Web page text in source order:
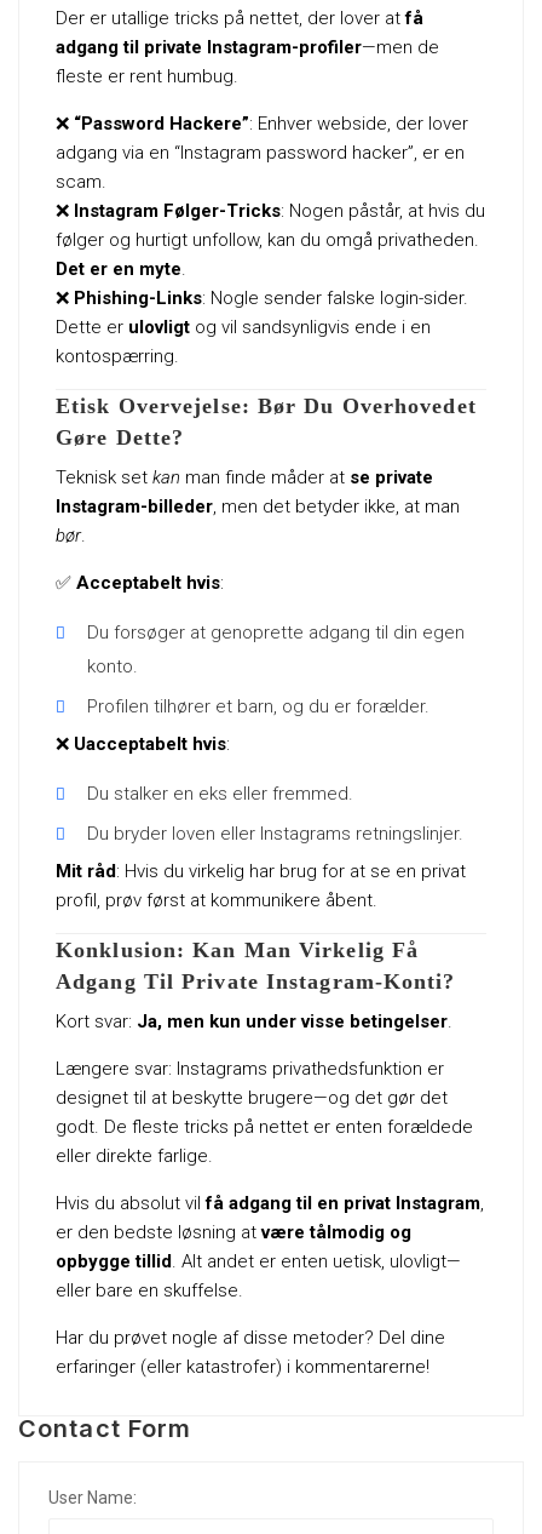
Der er utallige tricks på nettet, der lover atfå
adgang til private Instagram-profiler—men de
fleste er rent humbug.
❌ “Password Hackere”: Enhver webside, der lover
adgang via en “Instagram password hacker”, er en
scam.
❌ Instagram Følger-Tricks: Nogen påstår, at hvis du
følger og hurtigt unfollow, kan du omgå privatheden.
Det er en myte.
❌ Phishing-Links: Nogle sender falske login-sider.
Dette er ulovligt og vil sandsynligvis ende i en
kontospærring.
Etisk Overvejelse: Bør Du Overhovedet
Gøre Dette?
Teknisk set kan man finde måder at se private
Instagram-billeder, men det betyder ikke, at man
bør.
✅ Acceptabelt hvis:
Du forsøger at genoprette adgang til din egen
konto.
Profilen tilhører et barn, og du er forælder.
❌ Uacceptabelt hvis:
Du stalker en eks eller fremmed.
Du bryder loven eller Instagrams retningslinjer.
Mit råd: Hvis du virkelig har brug for at se en privat
profil, prøv først at kommunikere åbent.
Konklusion: Kan Man Virkelig Få
Adgang Til Private Instagram-Konti?
Kort svar: Ja, men kun under visse betingelser.
Længere svar: Instagrams privathedsfunktion er
designet til at beskytte brugere—og det gør det
godt. De fleste tricks på nettet er enten forældede
eller direkte farlige.
Hvis du absolut vilfå adgang til en privat Instagram,
er den bedste løsning atvære tålmodig og
opbygge tillid. Alt andet er enten uetisk, ulovligt—
eller bare en skuffelse.
Har du prøvet nogle af disse metoder? Del dine
erfaringer (eller katastrofer) i kommentarerne!
Contact Form
User Name: